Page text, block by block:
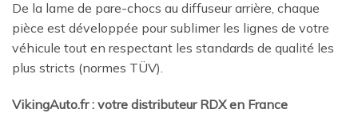
De la lame de pare-chocs au diffuseur arrière, chaque
pièce est développée pour sublimer les lignes de votre
véhicule tout en respectant les standards de qualité les
plus stricts (normes TÜV).
VikingAuto.fr : votre distributeur RDX en France